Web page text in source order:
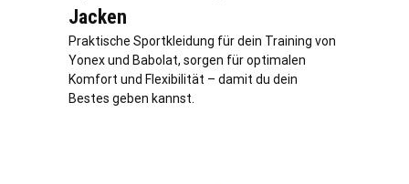
Jacken
Praktische Sportkleidung für dein Training von
Yonex und Babolat, sorgen für optimalen
Komfort und Flexibilität – damit du dein
Bestes geben kannst.